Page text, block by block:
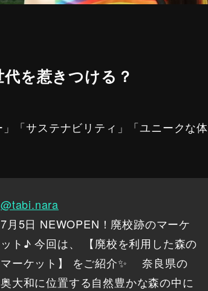
を惹きつける？
「サステナビリティ」「ユニークな体
@tabi.nara
7月5日 NEWOPEN！廃校跡のマーケ
ット♪ 今回は、 【廃校を利用した森の
マーケット】 をご紹介✨ 奈良県の
奥大和に位置する自然豊かな森の中に